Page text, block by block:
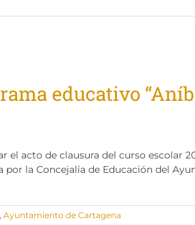
educativo
el acto de clausura del curso escolar
por la Concejalía de Educación del
, Ayuntamiento de Cartagena